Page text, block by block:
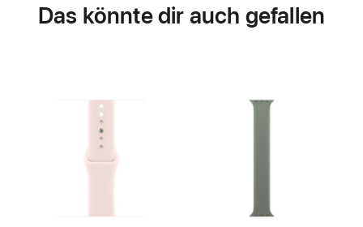
Das könnte dir auch gefallen